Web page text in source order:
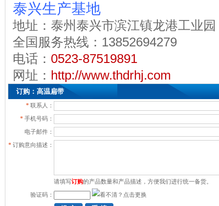
泰兴生产基地
地址：泰州泰兴市滨江镇龙港工业园
全国服务热线：13852694279
电话： 0523-87519891
网址： http://www.thdrhj.com
订购：高温扁带
* 联系人：
* 手机号码：
电子邮件：
* 订购意向描述：
请填写订购的产品数量和产品描述，方便我们进行统一备货。
验证码：